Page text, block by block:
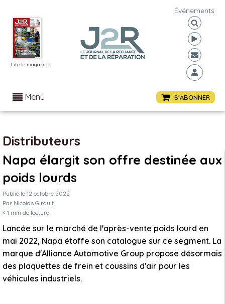
Lire le magazine
Événements
Menu S'ABONNER
Distributeurs
Napa élargit son offre destinée aux
poids lourds
Publié le 12 octobre 2022
Par Nicolas Girault
< 1 min de lecture
Lancée sur le marché de l'après-vente poids lourd en
mai 2022, Napa étoffe son catalogue sur ce segment. La
marque d'Alliance Automotive Group propose désormais
des plaquettes de frein et coussins d'air pour les
véhicules industriels.